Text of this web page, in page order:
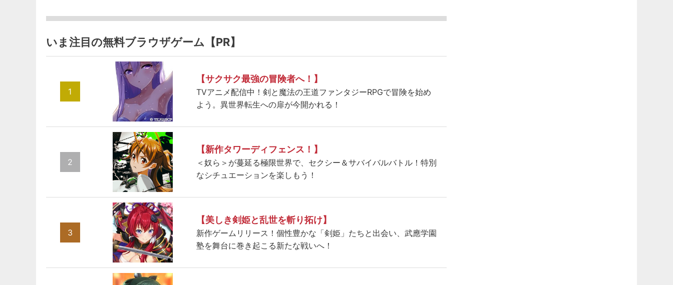
いま注目の無料ブラウザゲーム【PR】
1
【サクサク最強の冒険者へ！】
TVアニメ配信中！剣と魔法の王道ファンタジーRPGで冒険を始め
よう。異世界転生への扉が今開かれる！
2
【新作タワーディフェンス！】
＜奴ら＞が蔓延る極限世界で、セクシー＆サバイバルバトル！特別
なシチュエーションを楽しもう！
3
【美しき剣姫と乱世を斬り拓け】
新作ゲームリリース！個性豊かな「剣姫」たちと出会い、武應学園
塾を舞台に巻き起こる新たな戦いへ！